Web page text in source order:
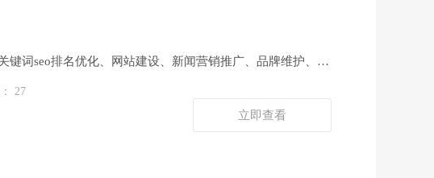
词seo排名优化、网站建设、新闻营销推广、品牌维护、全
27
立即查看